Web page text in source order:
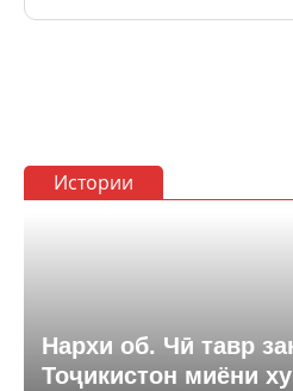
Истории
Нархи об. Чӣ тавр
Тоҷикистон миёни